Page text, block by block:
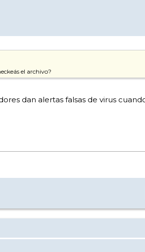
el archivo?
dan alertas falsas de virus